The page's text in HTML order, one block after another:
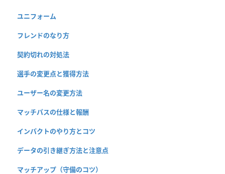
ユニフォーム
フレンドのなり方
契約切れの対処法
選手の変更点と獲得方法
ユーザー名の変更方法
マッチパスの仕様と報酬
インパクトのやり方とコツ
データの引き継ぎ方法と注意点
マッチアップ（守備のコツ）